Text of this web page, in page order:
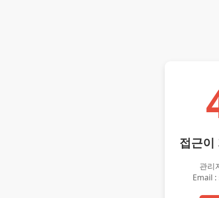
접근이
관리
Email